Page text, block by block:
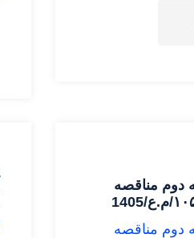
دوم مناقصه
دوم مناقصه